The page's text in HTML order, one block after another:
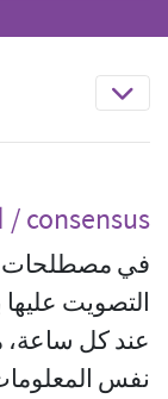
consensus / الإجماع
في مصطلحات
التصويت
عند كل ساعة،
نفس